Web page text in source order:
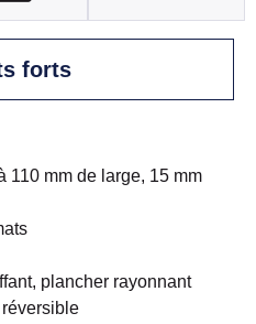
forts
110 mm de large, 15 mm
plancher rayonnant